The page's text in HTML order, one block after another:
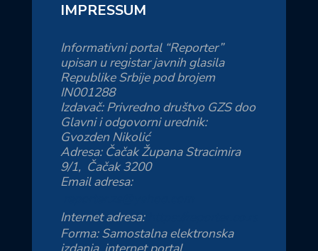
IMPRESSUM
Informativni portal “Reporter”
upisan u registar javnih glasila
Republike Srbije pod brojem
IN001288
Izdavač: Privredno društvo GZS doo
Glavni i odgovorni urednik:
Gvozden Nikolić
Adresa: Čačak Župana Stracimira
9/1, Čačak 3200
Email adresa:
Internet adresa:
Forma: Samostalna elektronska